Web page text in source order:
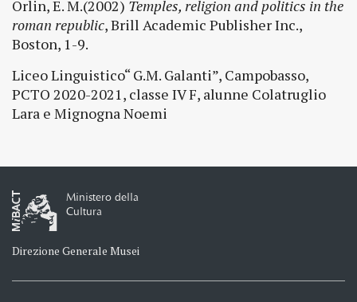
Orlin, E. M.(2002) Temples, religion and politics in the
roman republic, Brill Academic Publisher Inc.,
Boston, 1-9.
Liceo Linguistico“ G.M. Galanti”, Campobasso,
PCTO 2020-2021, classe IV F, alunne Colatruglio
Lara e Mignogna Noemi
Ministero della
Cultura
Direzione Generale Musei